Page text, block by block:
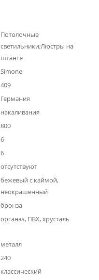
Потолочные
светильники;Люстры на
штанге
Simone
409
Германия
накаливания
800
6
6
отсутствуют
бежевый с каймой,
неокрашенный
бронза
органза, ПВХ, хрусталь
металл
240
классический